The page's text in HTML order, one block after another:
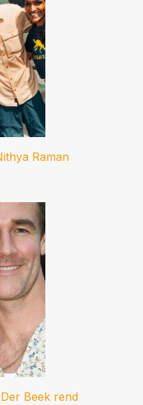
Raman
Beek rend